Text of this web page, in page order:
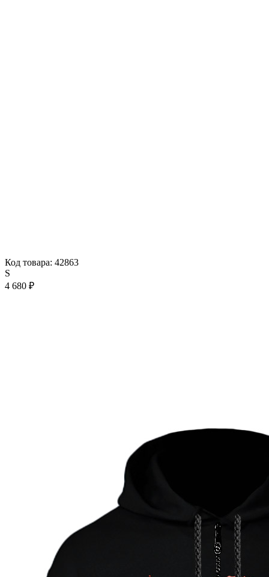
Код товара: 42863
S
4 680 ₽